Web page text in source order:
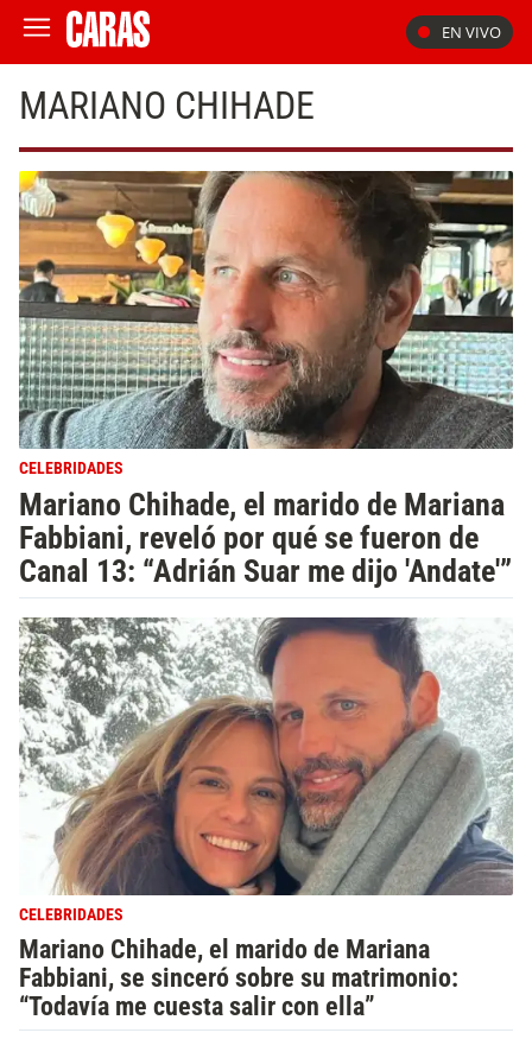
EN VIVO
MARIANO CHIHADE
CELEBRIDADES
Mariano Chihade, el marido de Mariana
Fabbiani, reveló por qué se fueron de
Canal 13: “Adrián Suar me dijo 'Andate'”
CELEBRIDADES
Mariano Chihade, el marido de Mariana
Fabbiani, se sinceró sobre su matrimonio:
“Todavía me cuesta salir con ella”